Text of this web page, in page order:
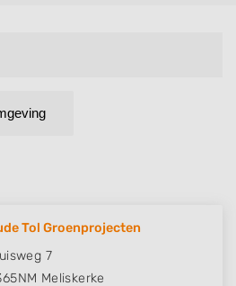
Tol Groenprojecten
7
Meliskerke